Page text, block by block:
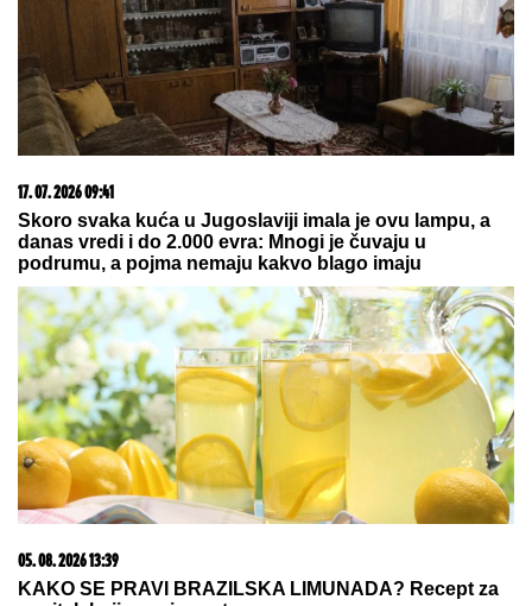
"NEĆE BITI KAO ONA KOJU PIŠU OČAJNICE"
Jovana Jeremić sprema haos, o ovome će svi
brujati: Potkačila bivše i sve muškarce
U ovom plemenu žive NAJLEPŠE
DEVOJKE, ali se ne udaju tako lako:
Mladićevu muškost prvo
PROVERAVA NJENA TETKA, a ako
ona nije zadovoljna sledi SUROVA
KAZNA
Ostrvo bez ijednog kafića i ležaljke